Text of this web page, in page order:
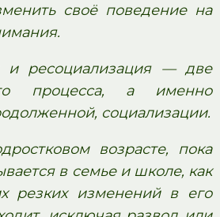
своё поведение на
и ресоциализация — две
процесса, а именно
социализации.
возрасте, пока
в семье и школе, как
резких изменений в его